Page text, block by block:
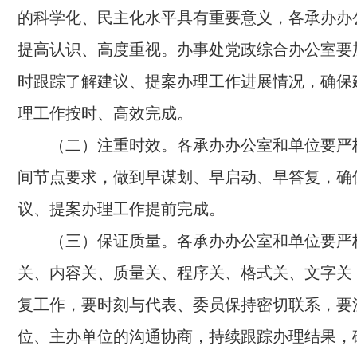
的科学化、民主化水平具有重要意义，各承办
提高认识、高度重视。办事处党政综合办公室
时跟踪了解建议、提案办理工作进展情况，确
理工作按时、高效完成。
（二）注重时效。各承办办公室和单位要
间节点要求，做到早谋划、早启动、早答复，
议、提案办理工作提前完成。
（三）保证质量。各承办办公室和单位要
关、内容关、质量关、程序关、格式关、文字
复工作，要时刻与代表、委员保持密切联系，
位、主办单位的沟通协商，持续跟踪办理结果，